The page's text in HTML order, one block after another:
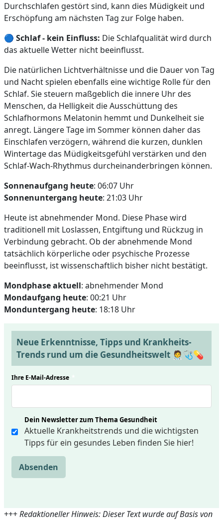
Durchschlafen gestört sind, kann dies Müdigkeit und
Erschöpfung am nächsten Tag zur Folge haben.
🔵 Schlaf - kein Einfluss: Die Schlafqualität wird durch
das aktuelle Wetter nicht beeinflusst.
Die natürlichen Lichtverhältnisse und die Dauer von Tag
und Nacht spielen ebenfalls eine wichtige Rolle für den
Schlaf. Sie steuern maßgeblich die innere Uhr des
Menschen, da Helligkeit die Ausschüttung des
Schlafhormons Melatonin hemmt und Dunkelheit sie
anregt. Längere Tage im Sommer können daher das
Einschlafen verzögern, während die kurzen, dunklen
Wintertage das Müdigkeitsgefühl verstärken und den
Schlaf-Wach-Rhythmus durcheinanderbringen können.
Sonnenaufgang heute: 06:07 Uhr
Sonnenuntergang heute: 21:03 Uhr
Heute ist abnehmender Mond. Diese Phase wird
traditionell mit Loslassen, Entgiftung und Rückzug in
Verbindung gebracht. Ob der abnehmende Mond
tatsächlich körperliche oder psychische Prozesse
beeinflusst, ist wissenschaftlich bisher nicht bestätigt.
Mondphase aktuell: abnehmender Mond
Mondaufgang heute: 00:21 Uhr
Monduntergang heute: 18:18 Uhr
Neue Erkenntnisse, Tipps und Krankheits-
Trends rund um die Gesundheitswelt 🧑‍⚕️🩺💊
Ihre E-Mail-Adresse
Dein Newsletter zum Thema Gesundheit
Aktuelle Krankheitstrends und die wichtigsten
Tipps für ein gesundes Leben finden Sie hier!
Absenden
+++Redaktioneller Hinweis: Dieser Text wurde auf Basis von